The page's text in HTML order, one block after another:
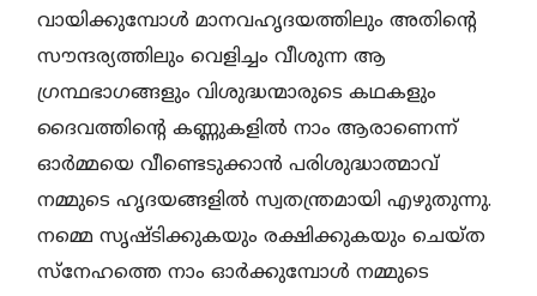
വായിക്കുമ്പോള്‍ മാനവഹൃദയത്തിലും അതിന്റെ
സൗന്ദര്യത്തിലും വെളിച്ചം വീശുന്ന ആ
ഗ്രന്ഥഭാഗങ്ങളും വിശുദ്ധന്മാരുടെ കഥകളും
ദൈവത്തിന്റെ കണ്ണുകളില്‍ നാം ആരാണെന്ന്
ഓര്‍മ്മയെ വീണ്ടെടുക്കാന്‍ പരിശുദ്ധാത്മാവ്
നമ്മുടെ ഹൃദയങ്ങളില്‍ സ്വതന്ത്രമായി എഴുതുന്നു.
നമ്മെ സൃഷ്ടിക്കുകയും രക്ഷിക്കുകയും ചെയ്ത
സ്നേഹത്തെ നാം ഓര്‍ക്കുമ്പോള്‍ നമ്മുടെ